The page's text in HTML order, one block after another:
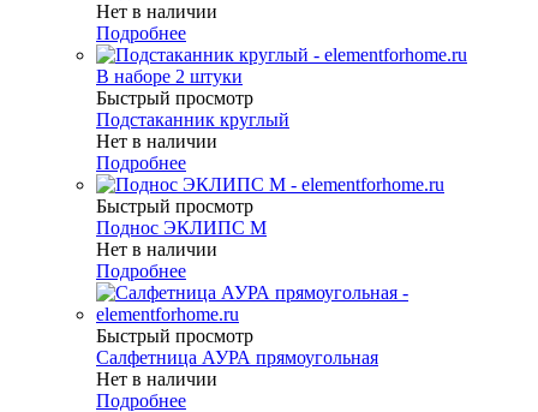
Нет в наличии
Подробнее
В наборе 2 штуки
Быстрый просмотр
Подстаканник круглый
Нет в наличии
Подробнее
Быстрый просмотр
Поднос ЭКЛИПС М
Нет в наличии
Подробнее
Быстрый просмотр
Салфетница АУРА прямоугольная
Нет в наличии
Подробнее